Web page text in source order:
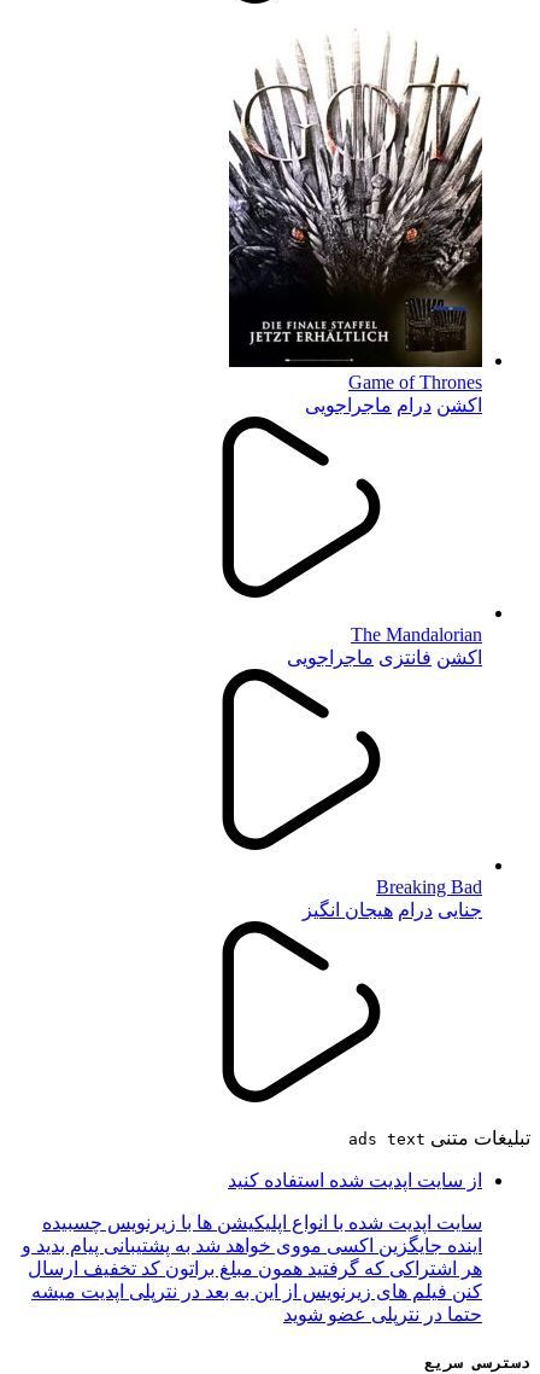
Game of Thrones
اکشن درام ماجراجویی
The Mandalorian
اکشن فانتزی ماجراجویی
Breaking Bad
جنایی درام هیجان انگیز
تبلیغات متنی ads text
از سایت اپدیت شده استفاده کنید
سایت اپدیت شده با انواع اپلیکیشن ها با زیرنویس چسبیده
اینده جایگزین اکسی مووی خواهد شد به پشتیبانی پیام بدید و
هر اشتراکی که گرفتید همون مبلغ براتون کد تخفیف ارسال
کنن فیلم های زیرنویس از این به بعد در نترپلی اپدیت میشه
حتما در نترپلی عضو شوید
دسترسی سریع